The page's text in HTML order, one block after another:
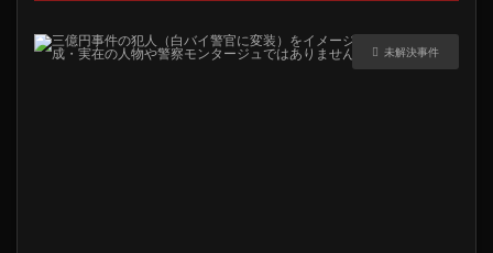
未解決事件